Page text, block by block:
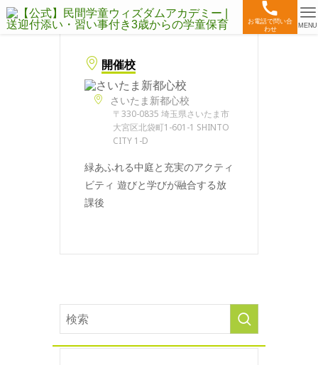
お電話で問い合
わせ
MENU
開催校
さいたま新都心校
〒330-0835 埼玉県さいたま市
大宮区北袋町1-601-1 SHINTO
CITY 1-D
緑あふれる中庭と充実のアクティ
ビティ 遊びと学びが融合する放
課後